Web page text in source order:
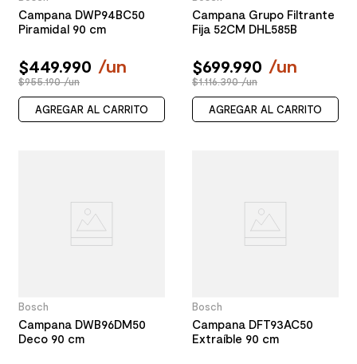
Campana DWP94BC50
Piramidal 90 cm
$449.990 /un
$955.190 /un
AGREGAR AL CARRITO
Campana Grupo Filtrante
Fija 52CM DHL585B
$699.990 /un
$1.116.390 /un
AGREGAR AL CARRITO
Bosch
Campana DWB96DM50
Deco 90 cm
Bosch
Campana DFT93AC50
Extraíble 90 cm